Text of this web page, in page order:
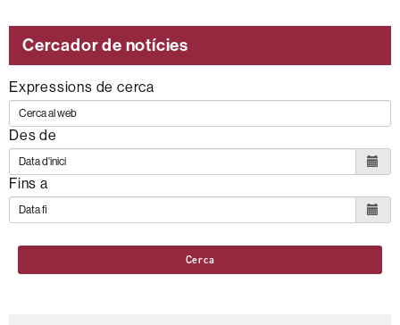
Cercador de notícies
Expressions de cerca
Des de
Fins a
Cerca